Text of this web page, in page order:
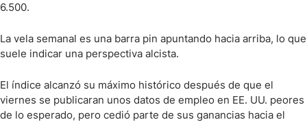
6.500.
La vela semanal es una barra pin apuntando hacia arriba, lo que
suele indicar una perspectiva alcista.
El índice alcanzó su máximo histórico después de que el
viernes se publicaran unos datos de empleo en EE. UU. peores
de lo esperado, pero cedió parte de sus ganancias hacia el